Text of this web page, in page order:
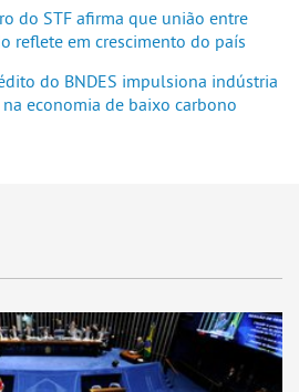
do STF afirma que união entre
reflete em crescimento do país
do BNDES impulsiona indústria
economia de baixo carbono